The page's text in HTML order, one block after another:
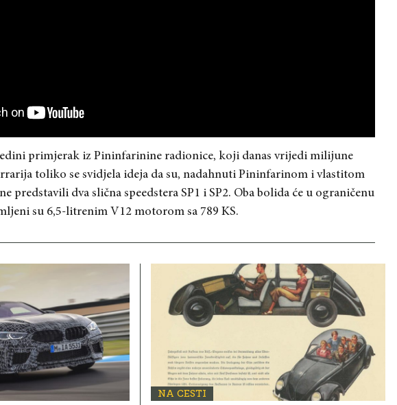
jedini primjerak iz Pininfarinine radionice, koji danas vrijedi milijune
toliko se svidjela ideja da su, nadahnuti Pininfarinom i vlastitom
predstavili dva slična speedstera SP1 i SP2. Oba bolida će u ograničenu
su 6,5-litrenim V12 motorom sa 789 KS.
NA CESTI